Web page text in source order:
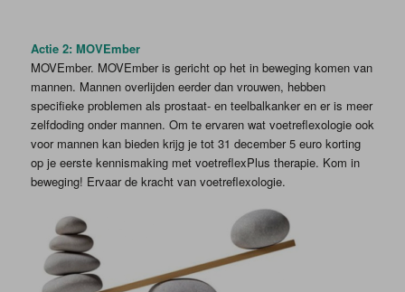
Actie 2: MOVEmber
MOVEmber. MOVEmber is gericht op het in beweging komen van
mannen. Mannen overlijden eerder dan vrouwen, hebben
specifieke problemen als prostaat- en teelbalkanker en er is meer
zelfdoding onder mannen. Om te ervaren wat voetreflexologie ook
voor mannen kan bieden krijg je tot 31 december 5 euro korting
op je eerste kennismaking met voetreflexPlus therapie. Kom in
beweging! Ervaar de kracht van voetreflexologie.